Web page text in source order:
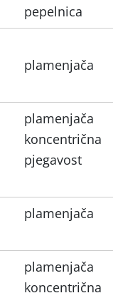
pepelnica
plamenjača
plamenjača
koncentrična
pjegavost
plamenjača
plamenjača
koncentrična